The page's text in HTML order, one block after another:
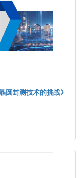
圆封测技术的挑战》